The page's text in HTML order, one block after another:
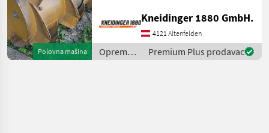
Polovna mašina
Kneidinger 1880 GmbH.
4121 Altenfelden
Oprema
za
Premium Plus prodavac